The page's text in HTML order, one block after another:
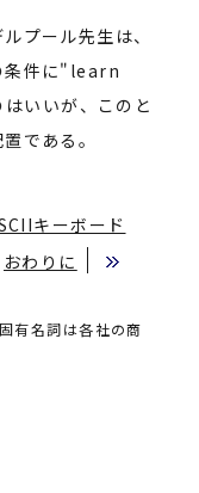
プール先生は、
条件に"learn
いいが、このと
である。
キーボード
おわりに
有名詞は各社の商